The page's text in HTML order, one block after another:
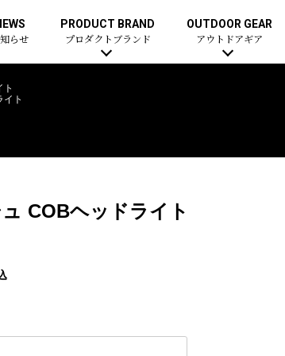
らせ
PRODUCT BRAND
プロダクトブランド
OUTDOOR GEAR
アウトドアギア
ト
イト
COBヘッドライト